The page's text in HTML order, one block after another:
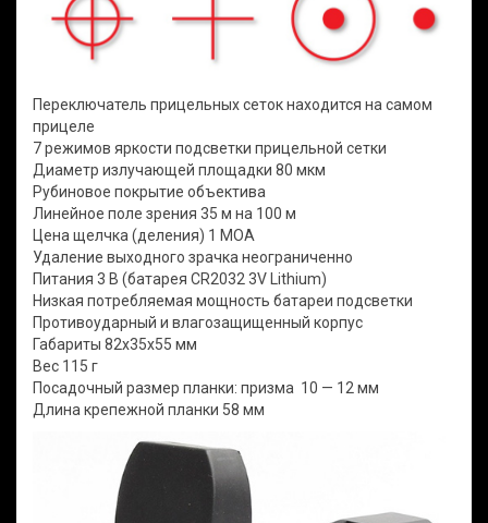
Переключатель прицельных сеток находится на самом
прицеле
7 режимов яркости подсветки прицельной сетки
Диаметр излучающей площадки 80 мкм
Рубиновое покрытие объектива
Линейное поле зрения 35 м на 100 м
Цена щелчка (деления) 1 МОА
Удаление выходного зрачка неограниченно
Питания 3 В (батарея CR2032 3V Lithium)
Низкая потребляемая мощность батареи подсветки
Противоударный и влагозащищенный корпус
Габариты 82x35x55 мм
Вес 115 г
Посадочный размер планки: призма 10 — 12 мм
Длина крепежной планки 58 мм